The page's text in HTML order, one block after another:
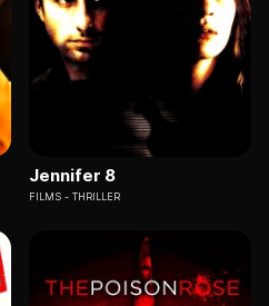
Jennifer 8
FILMS THRILLER